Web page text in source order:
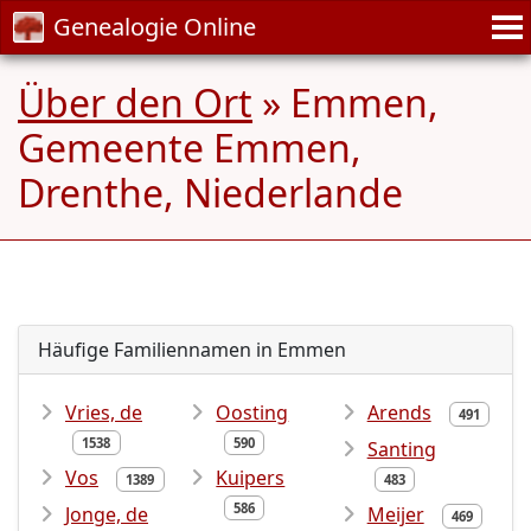
Genealogie Online
Über den Ort » Emmen,
Gemeente Emmen,
Drenthe, Niederlande
Häufige Familiennamen in Emmen
Vries, de
1538
Vos 1389
Jonge, de
Oosting
590
Kuipers
586
Arends 491
Santing
483
Meijer 469